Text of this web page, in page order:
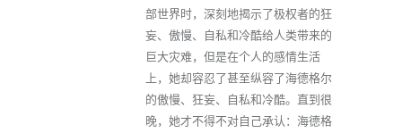
部世界时，深刻地揭示了极权者的狂
妄、傲慢、自私和冷酷给人类带来的
巨大灾难，但是在个人的感情生活
上，她却容忍了甚至纵容了海德格尔
的傲慢、狂妄、自私和冷酷。直到很
晚，她才不得不对自己承认：海德格